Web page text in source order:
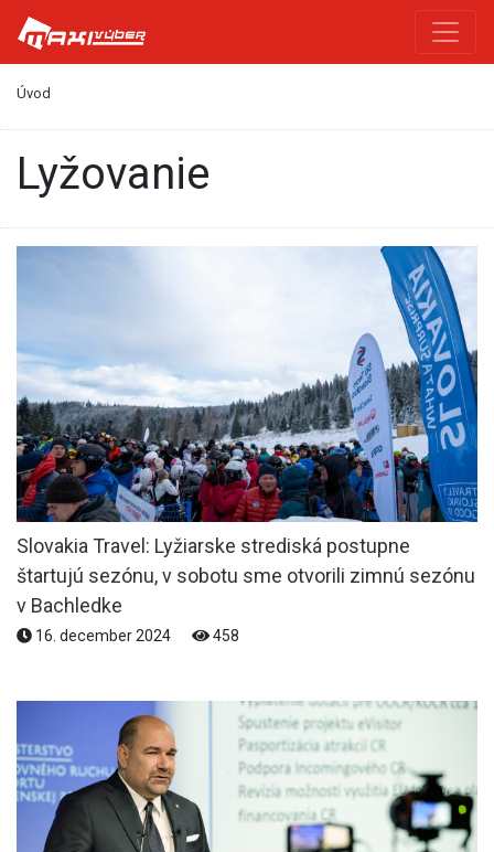
Úvod
Lyžovanie
Slovakia Travel: Lyžiarske strediská postupne
štartujú sezónu, v sobotu sme otvorili zimnú sezónu
v Bachledke
16. december 2024 458